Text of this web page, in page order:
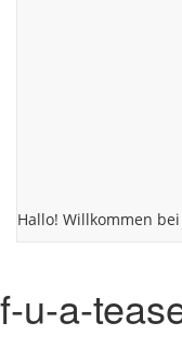
Hallo! Willkommen
f-u-a-